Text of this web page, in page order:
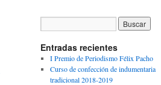
Entradas recientes
I Premio de Periodismo Félix Pacho
Curso de confección de indumentaria
tradicional 2018-2019